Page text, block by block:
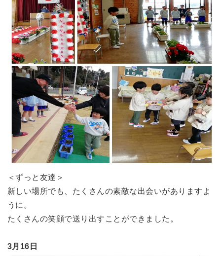
＜ずっと友達＞
新しい場所でも、たくさんの素敵な出会いがありますよ
うに。
たくさんの笑顔で送り出すことができました。
3月16日